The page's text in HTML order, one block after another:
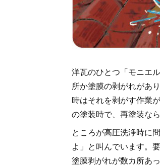
洋瓦のひとつ「モニエ
所か塗膜の剥がれがあ
時はそれを剥がす作業
の塗装時で、再塗装な
ところが高圧洗浄時に
よ」と叫んでいます。
塗膜剥がれが数カ所あ